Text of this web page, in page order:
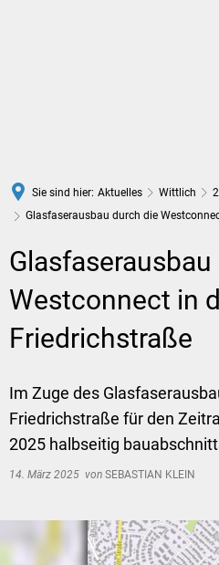
Sie sind hier: Aktuelles Wittlich
Glasfaserausbau durch die
Westconnect in
Friedrichstraße
Im Zuge des
Friedrichstraße für den
2025 halbseitig
14. März 2025 von SEBASTIAN KLEIN